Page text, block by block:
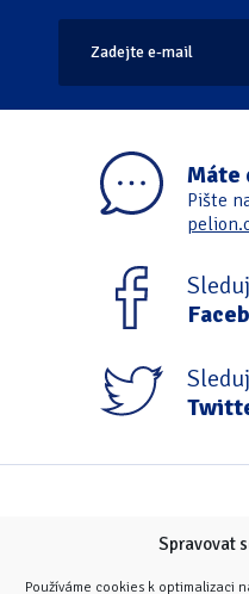
Spravovat
Používáme cookies k optimalizaci
Máte
Pište